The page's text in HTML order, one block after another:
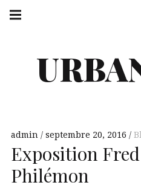
admin septembre 20, 2016
Exposition
Philémon